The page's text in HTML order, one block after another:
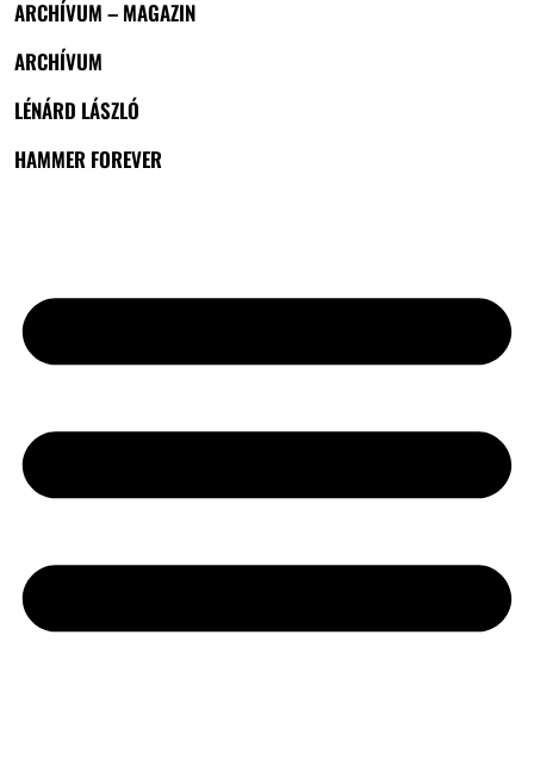
ARCHÍVUM – MAGAZIN
ARCHÍVUM
LÉNÁRD LÁSZLÓ
HAMMER FOREVER